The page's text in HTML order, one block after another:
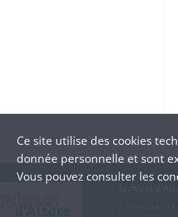
Bâtiment M /
Ce site utilise des cookies
donnée personnelle et sont
Vous pouvez consulter les